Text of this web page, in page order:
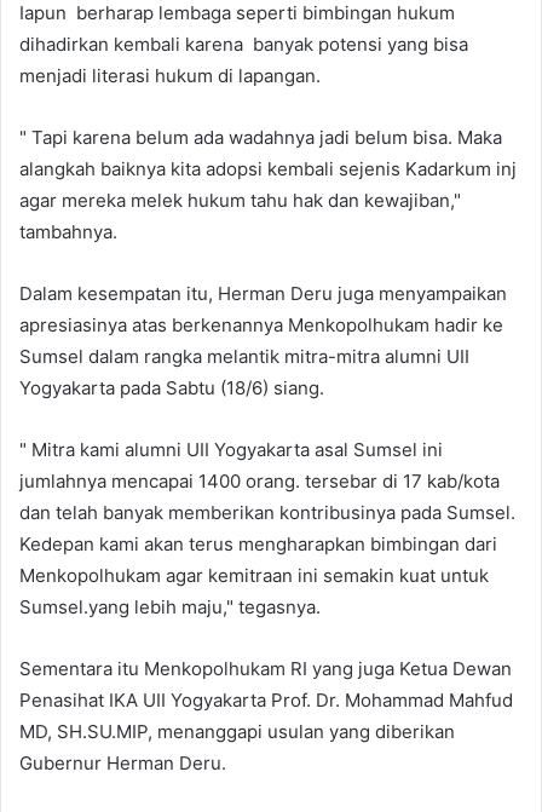
Iapun berharap lembaga seperti bimbingan hukum
dihadirkan kembali karena banyak potensi yang bisa
menjadi literasi hukum di lapangan.
" Tapi karena belum ada wadahnya jadi belum bisa. Maka
alangkah baiknya kita adopsi kembali sejenis Kadarkum inj
agar mereka melek hukum tahu hak dan kewajiban,"
tambahnya.
Dalam kesempatan itu, Herman Deru juga menyampaikan
apresiasinya atas berkenannya Menkopolhukam hadir ke
Sumsel dalam rangka melantik mitra-mitra alumni UII
Yogyakarta pada Sabtu (18/6) siang.
" Mitra kami alumni UII Yogyakarta asal Sumsel ini
jumlahnya mencapai 1400 orang. tersebar di 17 kab/kota
dan telah banyak memberikan kontribusinya pada Sumsel.
Kedepan kami akan terus mengharapkan bimbingan dari
Menkopolhukam agar kemitraan ini semakin kuat untuk
Sumsel.yang lebih maju," tegasnya.
Sementara itu Menkopolhukam RI yang juga Ketua Dewan
Penasihat IKA UII Yogyakarta Prof. Dr. Mohammad Mahfud
MD, SH.SU.MIP, menanggapi usulan yang diberikan
Gubernur Herman Deru.